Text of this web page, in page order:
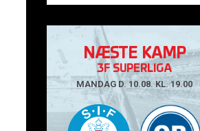
NÆSTE KAMP
3F SUPERLIGA
MANDAG D. 10.08. KL. 19.00